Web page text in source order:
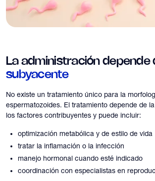
La administración depende
subyacente
No existe un tratamiento único para la
espermatozoides. El tratamiento depende de
los factores contribuyentes y puede incluir:
optimización metabólica y de estilo de vida
tratar la inflamación o la infección
manejo hormonal cuando esté indicado
coordinación con especialistas en